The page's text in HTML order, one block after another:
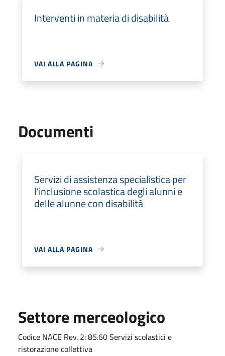
Interventi in materia di disabilità
VAI ALLA PAGINA
Documenti
Servizi di assistenza specialistica per
l'inclusione scolastica degli alunni e
delle alunne con disabilità
VAI ALLA PAGINA
Settore merceologico
Codice NACE Rev. 2: 85.60 Servizi scolastici e
ristorazione collettiva